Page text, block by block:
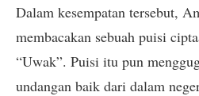
Dalam kesempatan tersebut,
membacakan sebuah puisi
“Uwak”. Puisi itu pun
undangan baik dari dalam